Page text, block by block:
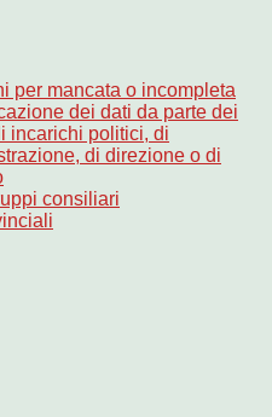
per mancata o incompleta
dei dati da parte dei
incarichi politici, di
di direzione o di
consiliari